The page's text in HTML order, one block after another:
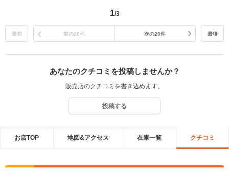
動きも早いので、すぐにご連絡いただけまして良かったです。今後も
購入者様とお車を結びつけられるよう運営してまいります。この度は
誠にありがとうございました。お車のことで気になることがございま
したら、何なりとご連絡くださいませ。引き続きよろしくお願いいた
します。
1/3
最初 前の20件 次の20件 最後
あなたのクチコミを投稿しませんか？
販売店のクチコミを書き込めます。
投稿する
お店TOP 地図&アクセス 在庫一覧 クチコミ